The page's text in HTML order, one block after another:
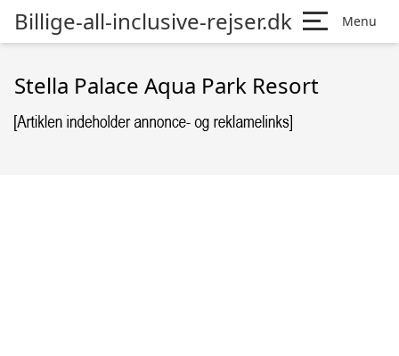
Billige-all-inclusive-rejser.dk Menu
Stella Palace Aqua Park Resort